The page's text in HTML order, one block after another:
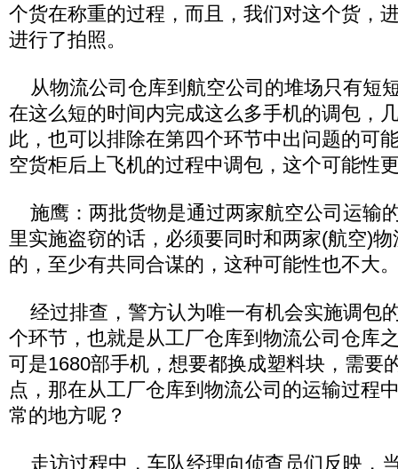
个货在称重的过程，而且，我们对这个货，
进行了拍照。
从物流公司仓库到航空公司的堆场只有短
在这么短的时间内完成这么多手机的调包，
此，也可以排除在第四个环节中出问题的可
空货柜后上飞机的过程中调包，这个可能性
施鹰：两批货物是通过两家航空公司运输
里实施盗窃的话，必须要同时和两家(航空)
的，至少有共同合谋的，这种可能性也不大
经过排查，警方认为唯一有机会实施调包
个环节，也就是从工厂仓库到物流公司仓库
可是1680部手机，想要都换成塑料块，需要
点，那在从工厂仓库到物流公司的运输过程
常的地方呢？
走访过程中，车队经理向侦查员们反映，